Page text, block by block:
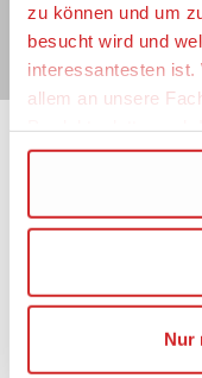
zu können und um
besucht wird und
interessantesten ist.
allem an unsere
Wir verwenden den
Dienste einzubinden.
Wenn Sie auf „Alles
Ihrer
Die USA ist ein
Nur
E-Mail für
Impressum
Mitgliederportal